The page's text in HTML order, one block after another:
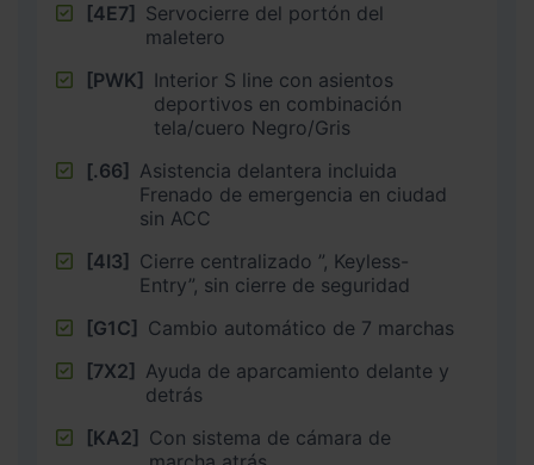
[4E7] Servocierre del portón del
maletero
[PWK] Interior S line con asientos
deportivos en combinación
tela/cuero Negro/Gris
[.66] Asistencia delantera incluida
Frenado de emergencia en ciudad
sin ACC
[4I3] Cierre centralizado ”, Keyless-
Entry”, sin cierre de seguridad
[G1C] Cambio automático de 7 marchas
[7X2] Ayuda de aparcamiento delante y
detrás
[KA2] Con sistema de cámara de